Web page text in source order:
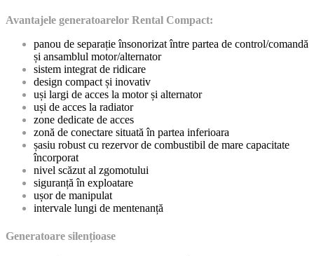
Avantajele generatoarelor Rental Compact:
panou de separație însonorizat între partea de control/comandă
și ansamblul motor/alternator
sistem integrat de ridicare
design compact și inovativ
uși largi de acces la motor și alternator
uși de acces la radiator
zone dedicate de acces
zonă de conectare situată în partea inferioara
șasiu robust cu rezervor de combustibil de mare capacitate
încorporat
nivel scăzut al zgomotului
siguranță în exploatare
ușor de manipulat
intervale lungi de mentenanță
Generatoare silențioase